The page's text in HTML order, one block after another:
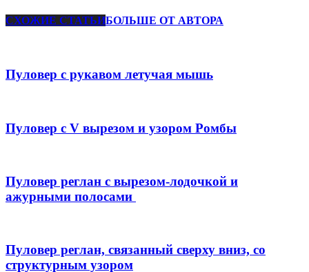
СХОЖИЕ СТАТЬИБОЛЬШЕ ОТ АВТОРА
Пуловер с рукавом летучая мышь
Пуловер с V вырезом и узором Ромбы
Пуловер реглан с вырезом-лодочкой и
ажурными полосами
Пуловер реглан, связанный сверху вниз, со
структурным узором